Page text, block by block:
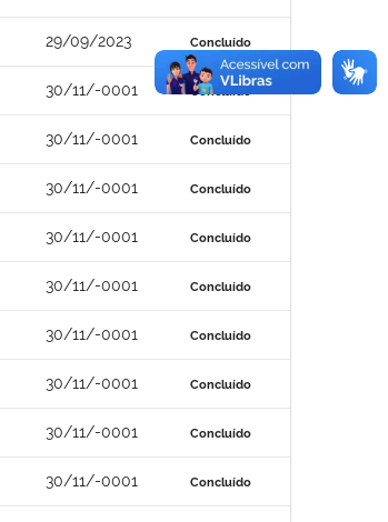
29/09/2023 Concluído
30/11/-0001 Concluído
30/11/-0001 Concluído
30/11/-0001 Concluído
30/11/-0001 Concluído
30/11/-0001 Concluído
30/11/-0001 Concluído
30/11/-0001 Concluído
30/11/-0001 Concluído
30/11/-0001 Concluído